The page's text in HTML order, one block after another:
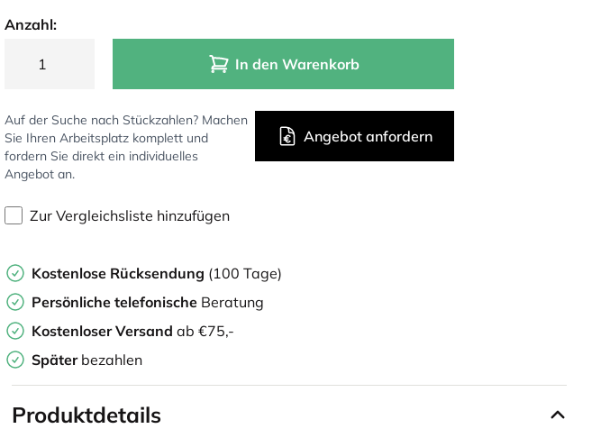
Anzahl:
In den Warenkorb
Auf der Suche nach Stückzahlen? Machen
Sie Ihren Arbeitsplatz komplett und
fordern Sie direkt ein individuelles
Angebot an.
Angebot anfordern
Zur Vergleichsliste hinzufügen
Kostenlose Rücksendung (100 Tage)
Persönliche telefonische Beratung
Kostenloser Versand ab €75,-
Später bezahlen
Produktdetails